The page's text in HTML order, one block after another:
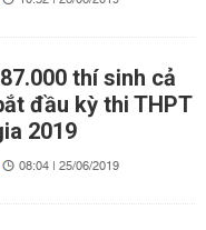
thí sinh cả
đầu kỳ thi THPT
2019
08:04 | 25/06/2019